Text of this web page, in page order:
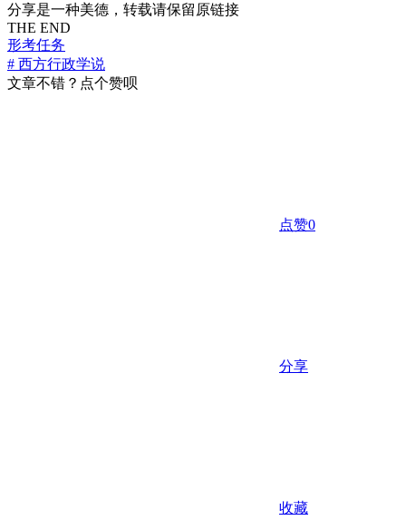
分享是一种美德，转载请保留原链接
THE END
形考任务
# 西方行政学说
文章不错？点个赞呗
点赞0
分享
收藏